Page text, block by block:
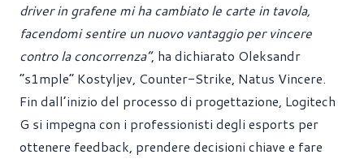
driver in grafene mi ha cambiato le carte in tavola,
facendomi sentire un nuovo vantaggio per vincere
contro la concorrenza”, ha dichiarato Oleksandr
“s1mple” Kostyljev, Counter-Strike, Natus Vincere.
Fin dall’inizio del processo di progettazione, Logitech
G si impegna con i professionisti degli esports per
ottenere feedback, prendere decisioni chiave e fare